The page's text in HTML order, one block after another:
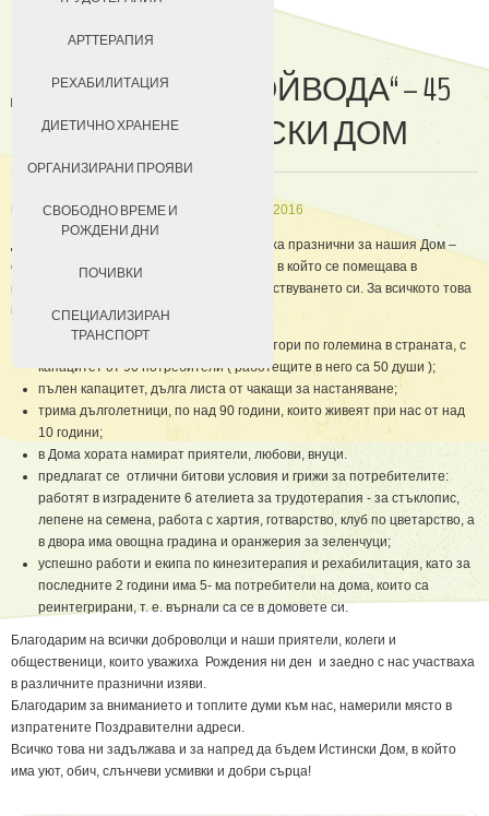
ДОБРОВОЛЦИ
ЗА КЮСТЕНДИЛ
НАСТАНЯВАНЕ
УСЛОВИЯ ЗА ПРЕБИВАВАНЕ
ТАКСИ ЗА ПРЕБИВАВАНЕ
АРТТЕРАПИЯ
РЕХАБИЛИТАЦИЯ
ДИЕТИЧНО ХРАНЕНЕ
ОРГАНИЗИРАНИ ПРОЯВИ
СВОБОДНО ВРЕМЕ И
РОЖДЕНИ ДНИ
ПОЧИВКИ
СПЕЦИАЛИЗИРАН
ТРАНСПОРТ
ДВХФУ „ ИЛЬО ВОЙВОДА“ – 45
ГОДИНИ ИСТИНСКИ ДОМ
in За нас Създадена на 10 февруари 2016
Дните от 1 до 5 февруари 2016 година бяха празнични за нашия Дом –
отбелязахме своя 45 рожден ден, от деня в който се помещава в
настоящата сграда и 120 години от съществуването си. За всичкото това
време равносметката на Дома е:
единствен в Кюстендилска област и втори по големина в страната, с
капацитет от 90 потребители ( работещите в него са 50 души );
пълен капацитет, дълга листа от чакащи за настаняване;
трима дълголетници, по над 90 години, които живеят при нас от над
10 години;
в Дома хората намират приятели, любови, внуци.
предлагат се отлични битови условия и грижи за потребителите:
работят в изградените 6 ателиета за трудотерапия - за стъклопис,
лепене на семена, работа с хартия, готварство, клуб по цветарство, а
в двора има овощна градина и оранжерия за зеленчуци;
успешно работи и екипа по кинезитерапия и рехабилитация, като за
последните 2 години има 5- ма потребители на дома, които са
реинтегрирани, т. е. върнали са се в домовете си.
Благодарим на всички доброволци и наши приятели, колеги и
общественици, които уважиха Рождения ни ден и заедно с нас участваха
в различните празнични изяви.
Благодарим за вниманието и топлите думи към нас, намерили място в
изпратените Поздравителни адреси.
Всичко това ни задължава и за напред да бъдем Истински Дом, в който
има уют, обич, слънчеви усмивки и добри сърца!